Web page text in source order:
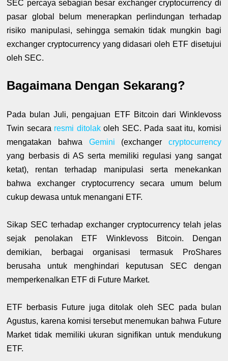
SEC percaya sebagian besar exchanger cryptocurrency di
pasar global belum menerapkan perlindungan terhadap
risiko manipulasi, sehingga semakin tidak mungkin bagi
exchanger cryptocurrency yang didasari oleh ETF disetujui
oleh SEC.
Bagaimana Dengan Sekarang?
Pada bulan Juli, pengajuan ETF Bitcoin dari Winklevoss
Twin secara resmi ditolakoleh SEC. Pada saat itu, komisi
mengatakan bahwa Gemini (exchanger cryptocurrency
yang berbasis di AS serta memiliki regulasi yang sangat
ketat), rentan terhadap manipulasi serta menekankan
bahwa exchanger cryptocurrency secara umum belum
cukup dewasa untuk menangani ETF.
Sikap SEC terhadap exchanger cryptocurrency telah jelas
sejak penolakan ETF Winklevoss Bitcoin. Dengan
demikian, berbagai organisasi termasuk ProShares
berusaha untuk menghindari keputusan SEC dengan
memperkenalkan ETF di Future Market.
ETF berbasis Future juga ditolak oleh SEC pada bulan
Agustus, karena komisi tersebut menemukan bahwa Future
Market tidak memiliki ukuran signifikan untuk mendukung
ETF.